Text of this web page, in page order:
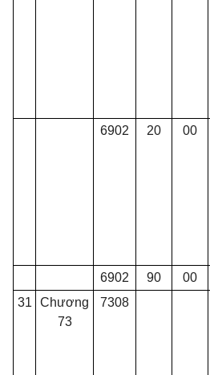
6902 20 00
6902
90 00
31
Chương
73
7308